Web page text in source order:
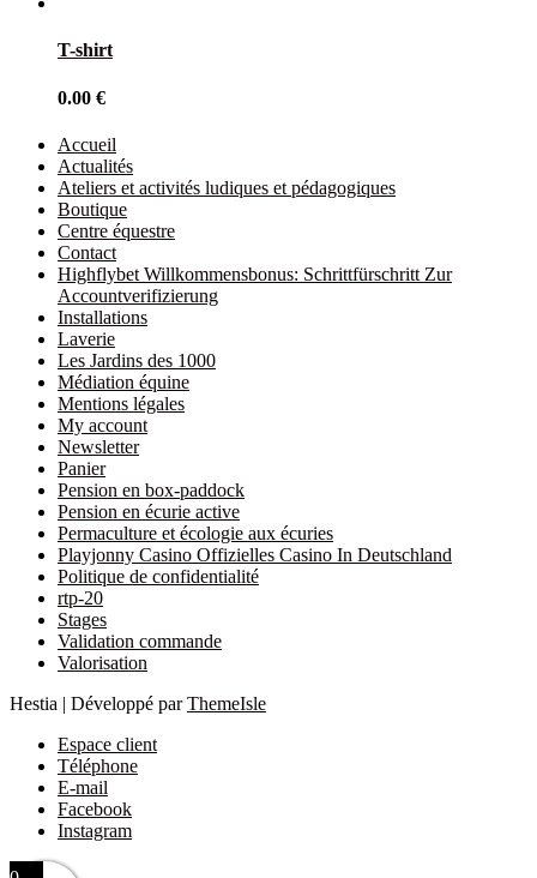
T-shirt
0.00 €
Accueil
Actualités
Ateliers et activités ludiques et pédagogiques
Boutique
Centre équestre
Contact
Highflybet Willkommensbonus: Schrittfürschritt Zur
Accountverifizierung
Installations
Laverie
Les Jardins des 1000
Médiation équine
Mentions légales
My account
Newsletter
Panier
Pension en box-paddock
Pension en écurie active
Permaculture et écologie aux écuries
Playjonny Casino Offizielles Casino In Deutschland
Politique de confidentialité
rtp-20
Stages
Validation commande
Valorisation
Hestia | Développé parThemeIsle
Espace client
Téléphone
E-mail
Facebook
Instagram